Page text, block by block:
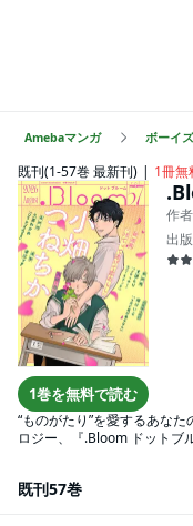
Amebaマンガ ボーイ
既刊(1-57巻 最新刊) 1冊無
1巻を無料で読む
作者
出
“ものがたり”を愛するあな
ロジー、『.Bloom ドット
ト／オガシロウ／赤原ねぐ×
既刊57巻